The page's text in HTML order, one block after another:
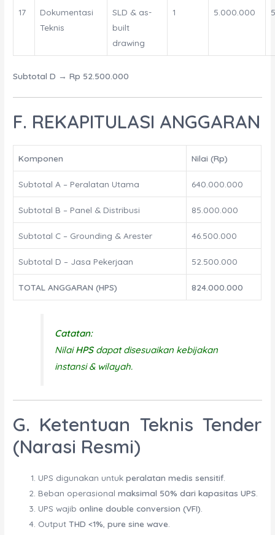
17
Dokumentasi
Teknis
SLD & as-
built
drawing
1 5.000.000
Subtotal D →Rp 52.500.000
F. REKAPITULASI ANGGARAN
Komponen Nilai (Rp)
Subtotal A – Peralatan Utama 640.000.000
Subtotal B – Panel & Distribusi 85.000.000
Subtotal C – Grounding & Arester 46.500.000
Subtotal D – Jasa Pekerjaan 52.500.000
TOTAL ANGGARAN (HPS) 824.000.000
Catatan:
NilaiHPSdapat disesuaikan kebijakan
instansi & wilayah.
G. Ketentuan Teknis Tender
(Narasi Resmi)
UPS digunakan untukperalatan medis sensitif.
Beban operasionalmaksimal 50% dari kapasitas UPS
UPS wajibonline double conversion (VFI)
OutputTHD <1% ,pure sine wave